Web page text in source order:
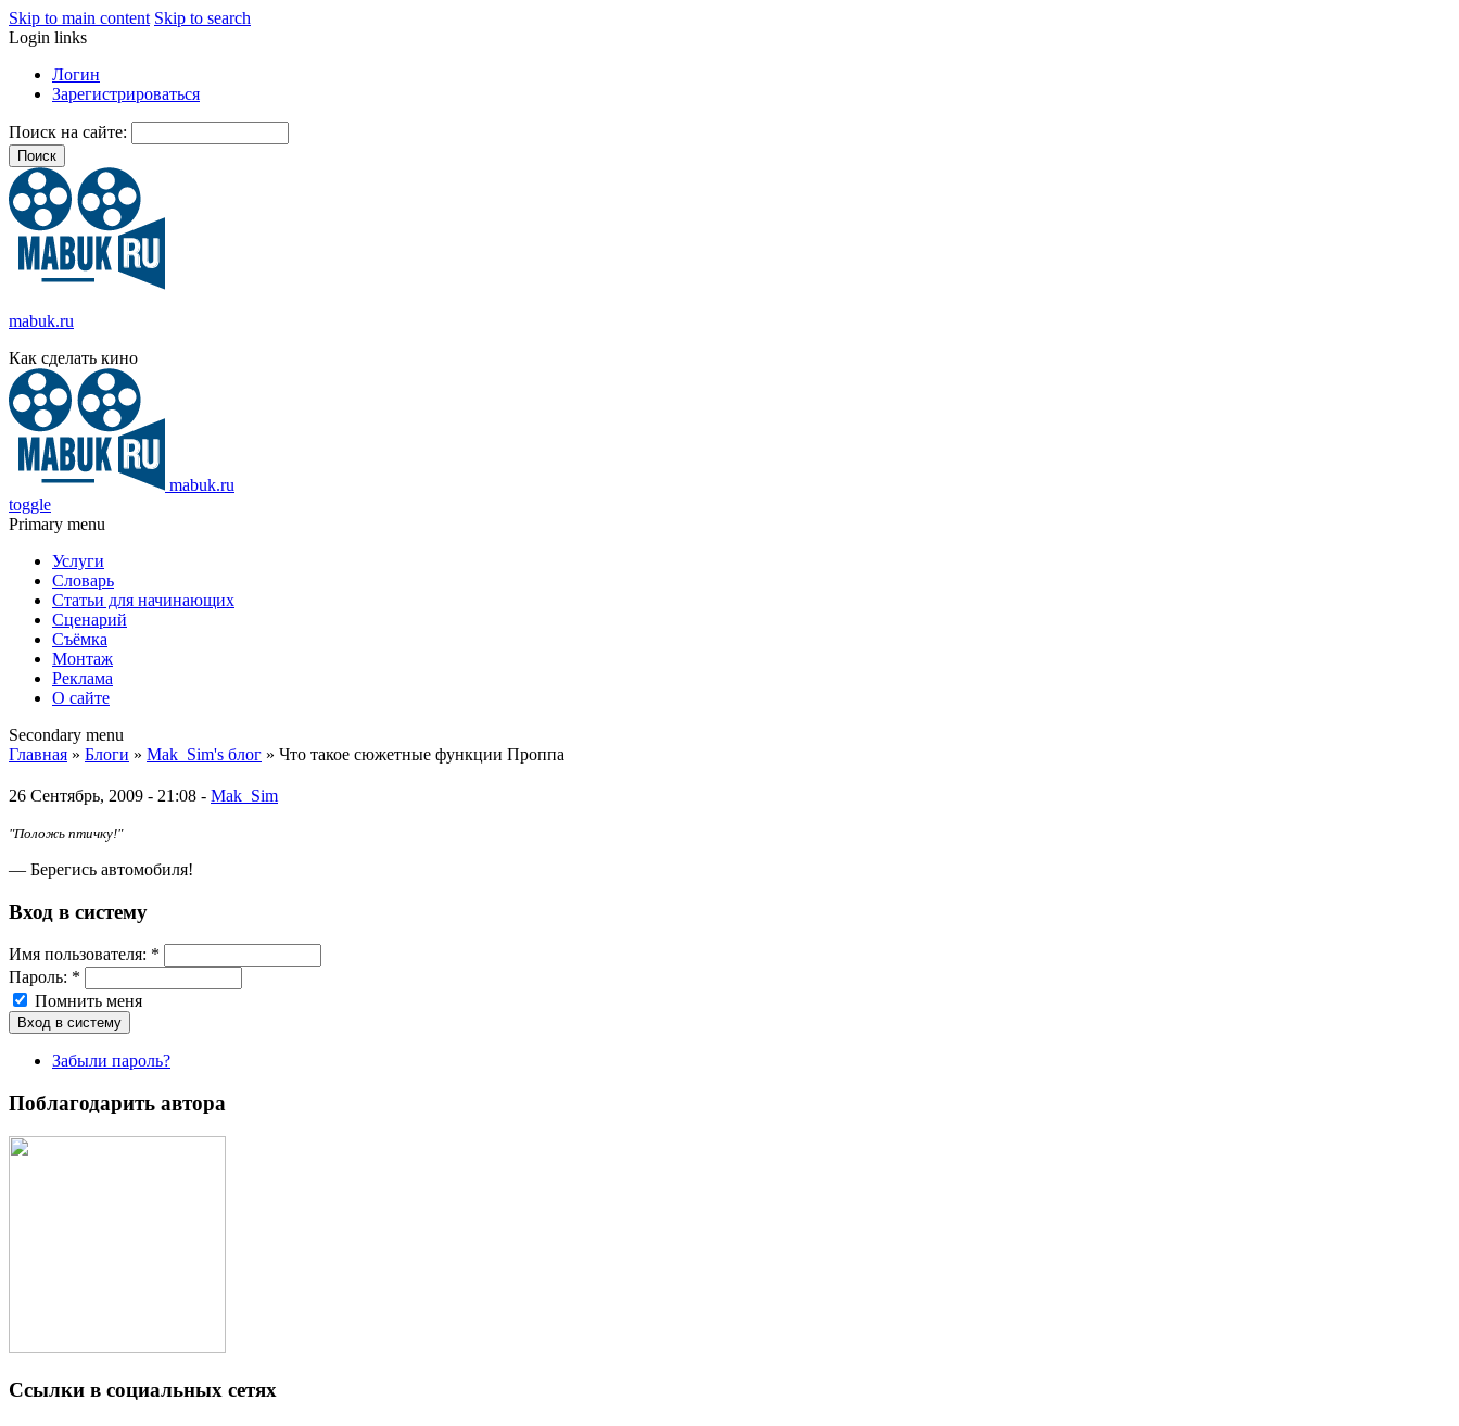
Skip to main content Skip to search
Login links
Логин
Зарегистрироваться
Поиск на сайте:
mabuk.ru
Как сделать кино
mabuk.ru
toggle
Primary menu
Услуги
Словарь
Статьи для начинающих
Сценарий
Съёмка
Монтаж
Реклама
О сайте
Secondary menu
Главная » Блоги » Mak_Sim's блог » Что такое сюжетные функции Проппа
26 Сентябрь, 2009 - 21:08 - Mak_Sim
"Положь птичку!"
— Берегись автомобиля!
Вход в систему
Имя пoльзовaтeля: *
Пароль: *
Помнить меня
Забыли пароль?
Поблагодарить автора
Ссылки в социальных сетях